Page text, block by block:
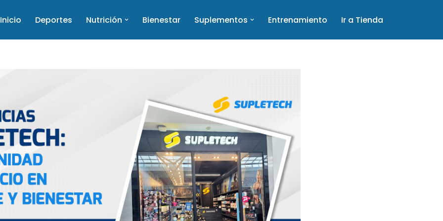
Inicio Deportes Nutrición Bienestar Suplementos Entrenamiento Ir a Tienda